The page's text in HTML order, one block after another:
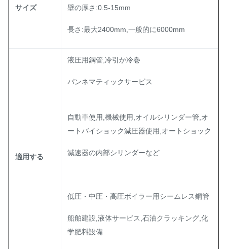
サイズ 壁の厚さ:0.5-15mm
長さ:最大2400mm,一般的に6000mm
適用する
液圧用鋼管,冷引か冷巻
パンネマティックサービス
自動車使用,機械使用,オイルシリンダー管,オ
ートバイショック減圧器使用,オートショック
減速器の内部シリンダーなど
低圧・中圧・高圧ボイラー用シームレス鋼管
船舶建設,液体サービス,石油クラッキング,化
学肥料設備